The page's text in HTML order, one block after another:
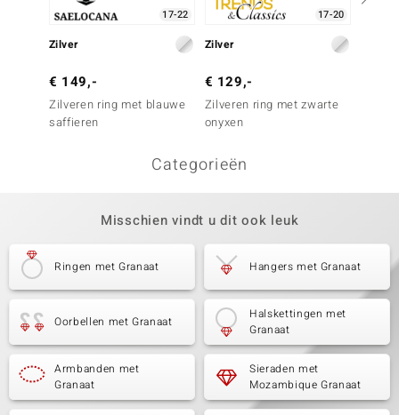
17-22
Zilver
€ 149,-
Zilveren ring met blauwe
saffieren
17-20
Zilver
€ 129,-
Zilveren ring met zwarte
onyxen
Categorieën
Misschien vindt u dit ook leuk
Ringen met Granaat Hangers met Granaat
Oorbellen met Granaat
Halskettingen met
Granaat
Armbanden met
Granaat
Sieraden met
Mozambique Granaat